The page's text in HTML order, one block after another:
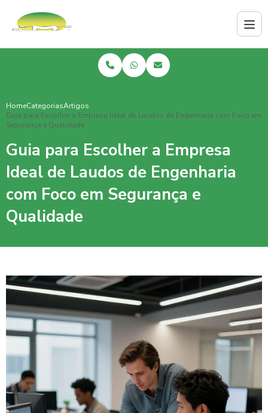
HomeCategoriasArtigos
Guia para Escolher a Empresa Ideal de Laudos de Engenharia com Foco em
Segurança e Qualidade
Guia para Escolher a Empresa
Ideal de Laudos de Engenharia
com Foco em Segurança e
Qualidade